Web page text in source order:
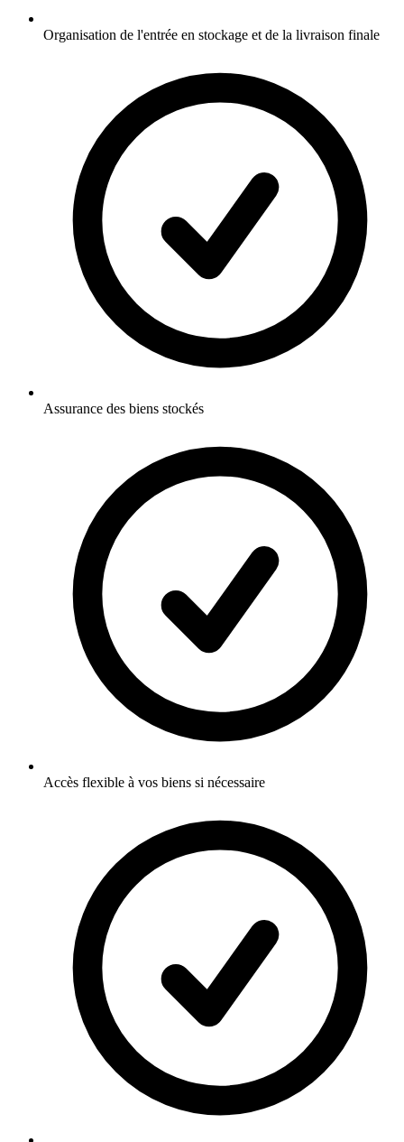
Organisation de l'entrée en stockage et de la livraison finale
Assurance des biens stockés
Accès flexible à vos biens si nécessaire